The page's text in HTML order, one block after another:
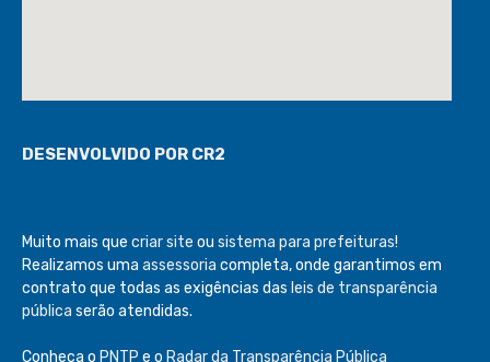
DESENVOLVIDO POR CR2
Muito mais que criar site ou sistema para prefeituras!
Realizamos uma assessoria completa, onde garantimos em
contrato que todas as exigências das leis de transparência
pública serão atendidas.
Conheça o PNTP e o Radar da Transparência Pública